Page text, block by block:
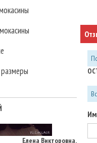
Елена Викторовна
г.Нижний Новгород